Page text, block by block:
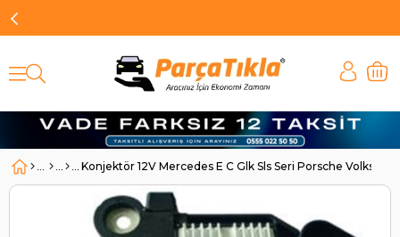
Konjektör 12V Mercedes E C Glk Sls Seri Porsche